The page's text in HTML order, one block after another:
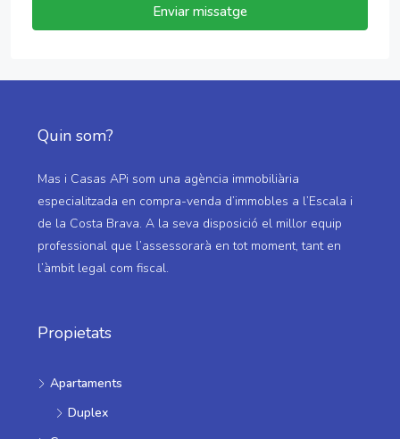
Enviar missatge
Quin som?
Mas i Casas APi som una agència immobiliària
especialitzada en compra-venda d’immobles a l’Escala i
de la Costa Brava. A la seva disposició el millor equip
professional que l’assessorarà en tot moment, tant en
l’àmbit legal com fiscal.
Propietats
Apartaments
Duplex